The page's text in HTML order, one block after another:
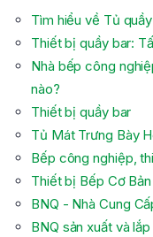
Tìm hiểu về Tủ
Thiết bị quầy bar:
Nhà bếp công
nào?
Thiết bị quầy bar
Tủ Mát Trưng Bày
Bếp công nghiệp,
Thiết bị Bếp Cơ
BNQ - Nhà Cung
BNQ sản xuất và